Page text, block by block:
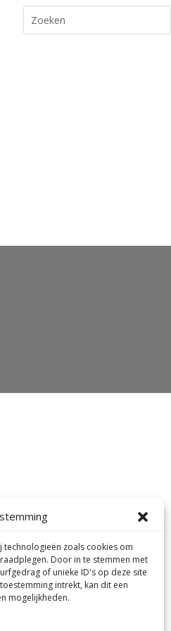
zoals cookies om
Door in te stemmen met
of unieke ID's op deze site
intrekt, kan dit een
mogelijkheden.